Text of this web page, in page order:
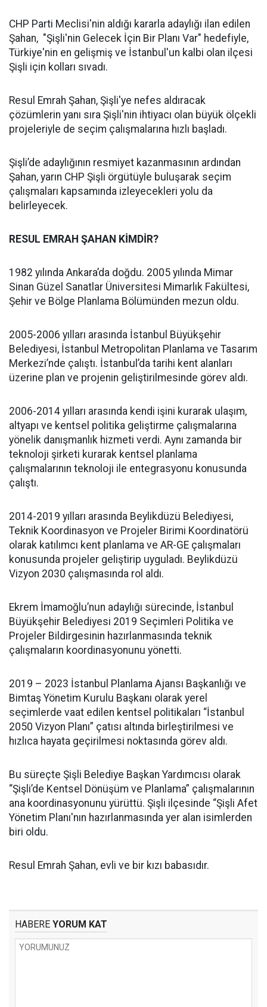
CHP Parti Meclisi'nin aldığı kararla adaylığı ilan edilen
Şahan, "Şişli'nin Gelecek İçin Bir Planı Var" hedefiyle,
Türkiye'nin en gelişmiş ve İstanbul'un kalbi olan ilçesi
Şişli için kolları sıvadı.
Resul Emrah Şahan, Şişli'ye nefes aldıracak
çözümlerin yanı sıra Şişli'nin ihtiyacı olan büyük ölçekli
projeleriyle de seçim çalışmalarına hızlı başladı.
Şişli’de adaylığının resmiyet kazanmasının ardından
Şahan, yarın CHP Şişli örgütüyle buluşarak seçim
çalışmaları kapsamında izleyecekleri yolu da
belirleyecek.
RESUL EMRAH ŞAHAN KİMDİR?
1982 yılında Ankara’da doğdu. 2005 yılında Mimar
Sinan Güzel Sanatlar Üniversitesi Mimarlık Fakültesi,
Şehir ve Bölge Planlama Bölümünden mezun oldu.
2005-2006 yılları arasında İstanbul Büyükşehir
Belediyesi, İstanbul Metropolitan Planlama ve Tasarım
Merkezi’nde çalıştı. İstanbul’da tarihi kent alanları
üzerine plan ve projenin geliştirilmesinde görev aldı.
2006-2014 yılları arasında kendi işini kurarak ulaşım,
altyapı ve kentsel politika geliştirme çalışmalarına
yönelik danışmanlık hizmeti verdi. Aynı zamanda bir
teknoloji şirketi kurarak kentsel planlama
çalışmalarının teknoloji ile entegrasyonu konusunda
çalıştı.
2014-2019 yılları arasında Beylikdüzü Belediyesi,
Teknik Koordinasyon ve Projeler Birimi Koordinatörü
olarak katılımcı kent planlama ve AR-GE çalışmaları
konusunda projeler geliştirip uyguladı. Beylikdüzü
Vizyon 2030 çalışmasında rol aldı.
Ekrem İmamoğlu’nun adaylığı sürecinde, İstanbul
Büyükşehir Belediyesi 2019 Seçimleri Politika ve
Projeler Bildirgesinin hazırlanmasında teknik
çalışmaların koordinasyonunu yönetti.
2019 – 2023 İstanbul Planlama Ajansı Başkanlığı ve
Bimtaş Yönetim Kurulu Başkanı olarak yerel
seçimlerde vaat edilen kentsel politikaları “İstanbul
2050 Vizyon Planı” çatısı altında birleştirilmesi ve
hızlıca hayata geçirilmesi noktasında görev aldı.
Bu süreçte Şişli Belediye Başkan Yardımcısı olarak
“Şişli’de Kentsel Dönüşüm ve Planlama” çalışmalarının
ana koordinasyonunu yürüttü. Şişli ilçesinde “Şişli Afet
Yönetim Planı'nın hazırlanmasında yer alan isimlerden
biri oldu.
Resul Emrah Şahan, evli ve bir kızı babasıdır.
HABERE YORUM KAT